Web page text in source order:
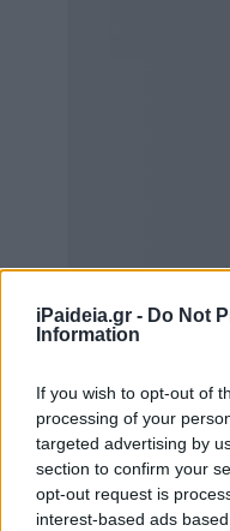
iPaideia.gr - Do Not
Information
If you wish to opt-out of
processing of your
targeted advertising by
section to confirm your
opt-out request is
interest-based ads